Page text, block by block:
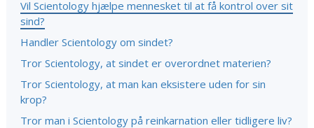
Vil Scientology hjælpe mennesket til at få kontrol over sit
sind?
Handler Scientology om sindet?
Tror Scientology, at sindet er overordnet materien?
Tror Scientology, at man kan eksistere uden for sin
krop?
Tror man i Scientology på reinkarnation eller tidligere liv?